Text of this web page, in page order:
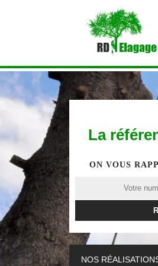
La
ON VOUS
NOS
ETÊTAGE 67